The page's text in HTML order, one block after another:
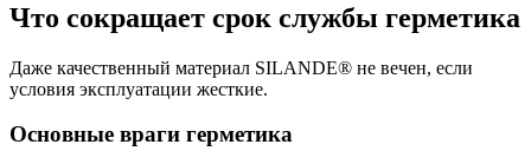
Что сокращает срок службы герметика
Даже качественный материал SILANDE® не вечен, если
условия эксплуатации жесткие.
Основные враги герметика